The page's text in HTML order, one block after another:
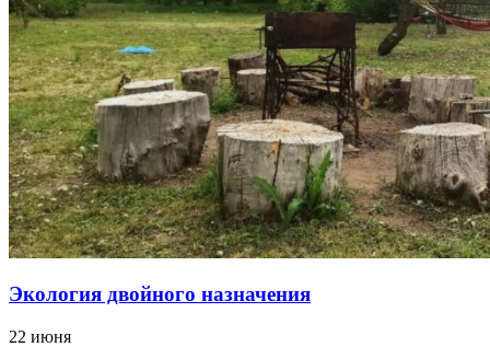
Экология двойного назначения
22 июня